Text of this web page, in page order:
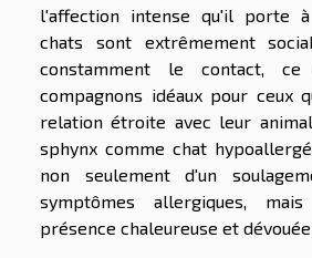
l'affection intense qu'il porte à
chats sont extrêmement
constamment le contact,
compagnons idéaux pour ceux
relation étroite avec leur
sphynx comme chat
non seulement d'un
symptômes allergiques,
présence chaleureuse et